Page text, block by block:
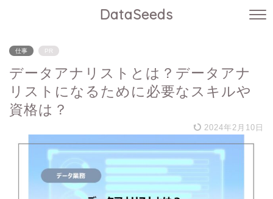
DataSeeds
仕事 PR
データアナリストとは？データアナ
リストになるために必要なスキルや
資格は？
2024年2月10日